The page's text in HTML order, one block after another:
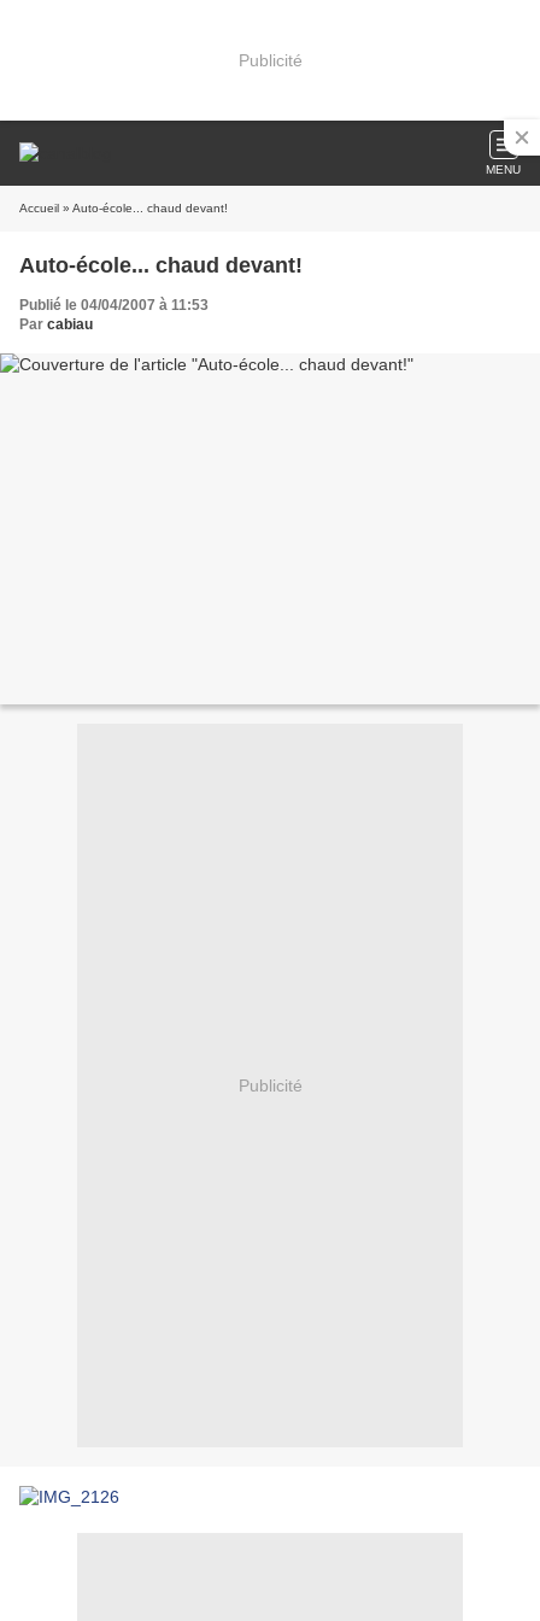
Publicité
MENU
Accueil » Auto-école... chaud devant!
Auto-école... chaud devant!
Publié le 04/04/2007 à 11:53
Par cabiau
Publicité